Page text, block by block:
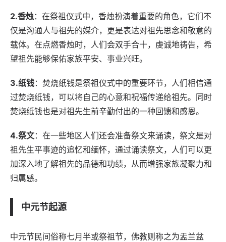
2.香烛：在祭祖仪式中，香烛扮演着重要的角色，它们不
仅是沟通人与祖先的媒介，更是表达对祖先思念和敬意的
载体。在点燃香烛时，人们会双手合十，虔诚地祷告，希
望祖先能够保佑家族平安、事业兴旺。
3.纸钱：焚烧纸钱是祭祖仪式中的重要环节，人们相信通
过焚烧纸钱，可以将自己的心意和祝福传递给祖先。同时
焚烧纸钱也是对祖先生前辛勤付出的一种回馈和感恩。
4.祭文：在一些地区人们还会准备祭文来诵读，祭文是对
祖先生平事迹的追忆和缅怀，通过诵读祭文，人们可以更
加深入地了解祖先的品德和功绩，从而增强家族凝聚力和
归属感。
中元节起源
中元节民间俗称七月半或祭祖节，佛教则称之为盂兰盆